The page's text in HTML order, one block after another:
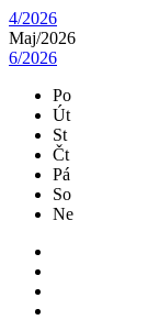
4/2026
Maj/2026
6/2026
Po
Út
St
Čt
Pá
So
Ne